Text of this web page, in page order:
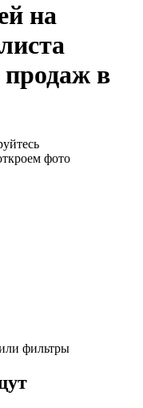
на
продаж в
фото
фильтры